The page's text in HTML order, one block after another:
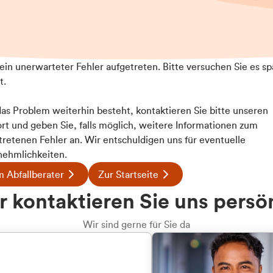
Details
Inhalte und Anzeigen zu personalisieren, Funktionen für
auf unsere Website zu analysieren. Außerdem geben wir
an unsere Partner für soziale Medien, Werbung und
möglicherweise mit weiteren Daten zusammen,
Ihrer Nutzung der Dienste gesammelt haben.
welcher
ein unerwarteter Fehler aufgetreten. Bitte versuchen Sie es
Problem weiterhin besteht, kontaktieren Sie bitte unseren
und geben Sie, falls möglich, weitere Informationen zum
Fehler an. Wir entschuldigen uns für eventuelle
Abfallberater Zur Startseite
kontaktieren Sie uns
Wir sind gerne für Sie da